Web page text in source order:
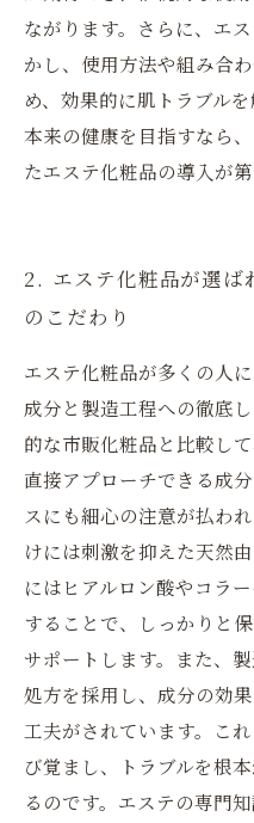
ながります。さらに、エ
かし、使用方法や組み合
め、効果的に肌トラブル
本来の健康を目指すなら
たエステ化粧品の導入が
2. エステ化粧品が選ば
のこだわり
エステ化粧品が多くの人
成分と製造工程への徹底
的な市販化粧品と比較し
直接アプローチできる成
スにも細心の注意が払わ
けには刺激を抑えた天然
にはヒアルロン酸やコラ
することで、しっかりと
サポートします。また、
処方を採用し、成分の効
工夫がされています。こ
び覚まし、トラブルを根
るのです。エステの専門